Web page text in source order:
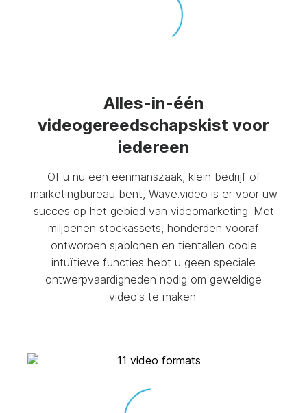
Alles-in-één
videogereedschapskist voor
iedereen
Of u nu een eenmanszaak, klein bedrijf of
marketingbureau bent, Wave.video is er voor uw
succes op het gebied van videomarketing. Met
miljoenen stockassets, honderden vooraf
ontworpen sjablonen en tientallen coole
intuïtieve functies hebt u geen speciale
ontwerpvaardigheden nodig om geweldige
video's te maken.